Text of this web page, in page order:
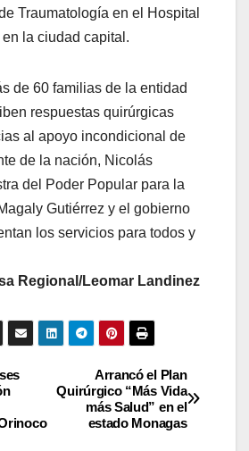
Traumatología en el Hospital
la ciudad capital.
de 60 familias de la entidad
respuestas quirúrgicas
al apoyo incondicional de
de la nación, Nicolás
del Poder Popular para la
Gutiérrez y el gobierno
los servicios para todos y
Regional/Leomar Landinez
Arrancó el Plan
Quirúrgico “Más Vida
más Salud” en el
estado Monagas